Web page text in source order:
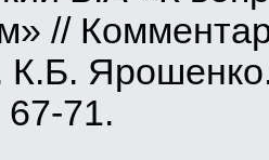
//
К.Б.
71.